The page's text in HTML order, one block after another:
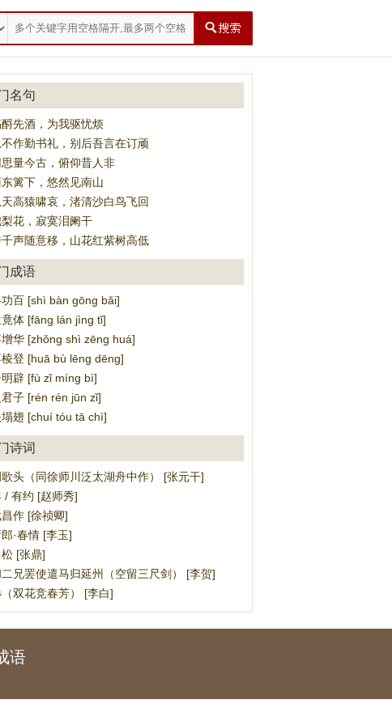
名句
先酒，为我驱忧烦
作勤书礼，别后吾言在订顽
量今古，俯仰昔人非
篱下，悠然见南山
天高猿啸哀，渚清沙白鸟飞回
花，寂寞泪阑干
声随意移，山花红紫树高低
成语
百 [shì bàn gōng bǎi]
体 [fāng lán jìng tǐ]
华 [zhǒng shì zēng huá]
登 [huā bù lēng dēng]
辟 [fù zǐ míng bì]
子 [rén rén jūn zǐ]
翅 [chuí tóu tā chì]
诗词
头（同徐师川泛太湖舟中作） [张元干]
/ 有约 [赵师秀]
作 [徐祯卿]
·春情 [李玉]
[张鼎]
兄罢使遣马归延州（空留三尺剑） [李贺]
双花竞春芳） [李白]
语